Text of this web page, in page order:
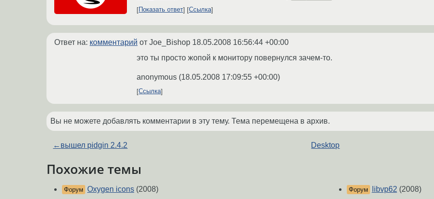
Показать ответ
Ссылка
Ответ на: комментарий от Joe_Bishop 18.05.2008 16:56:44 +00:00
это ты просто жопой к монитору повернулся зачем-то.
anonymous (18.05.2008 17:09:55 +00:00)
Ссылка
Вы не можете добавлять комментарии в эту тему. Тема перемещена в архив.
← вышел pidgin 2.4.2 Desktop
Похожие темы
Форум Oxygen icons (2008) Форум libvp62 (2008)